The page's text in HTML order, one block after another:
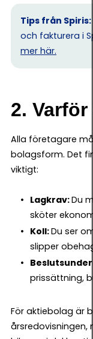
Tips från Spiris:
och fakturera i
mer här.
2.
Alla företagare
bolagsform. Det
viktigt:
Lagkrav:Du
sköter
Koll:Du ser
slipper
prissättning,
För aktiebolag är
årsredovisningen,